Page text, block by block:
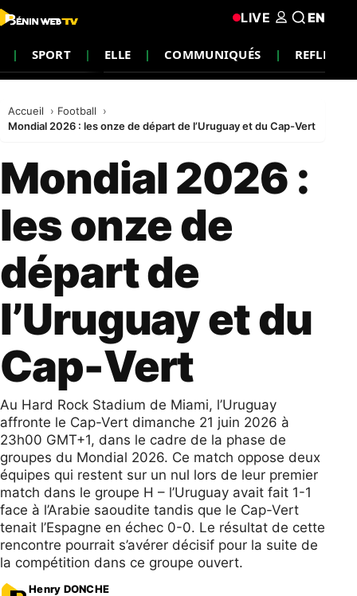
SPORT ELLE COMMUNIQUÉS
LIVE EN
Accueil
Football
Mondial 2026 : les onze de départ de l’Uruguay et du Cap-Vert
Mondial 2026 :
les onze de
départ de
l’Uruguay et du
Cap-Vert
Au Hard Rock Stadium de Miami, l’Uruguay
affronte le Cap-Vert dimanche 21 juin 2026 à
23h00 GMT+1, dans le cadre de la phase de
groupes du Mondial 2026. Ce match oppose deux
équipes qui restent sur un nul lors de leur premier
match dans le groupe H – l’Uruguay avait fait 1-1
face à l’Arabie saoudite tandis que le Cap-Vert
tenait l’Espagne en échec 0-0. Le résultat de cette
rencontre pourrait s’avérer décisif pour la suite de
la compétition dans ce groupe ouvert.
Henry DONCHE